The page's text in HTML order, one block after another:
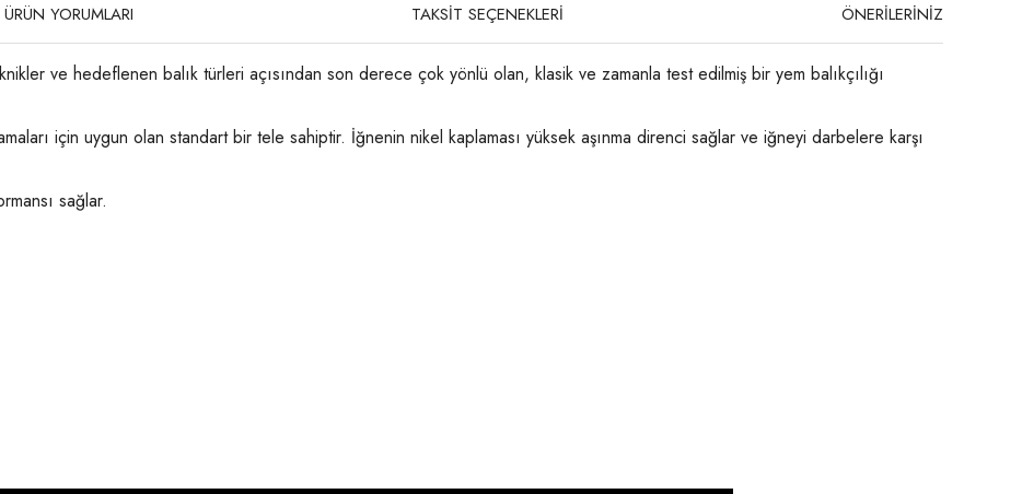
ÜRÜN YORUMLARI TAKSİT SEÇENEKLERİ ÖNERİLERİNİZ
ve hedeflenen balık türleri açısından son derece çok yönlü olan, klasik ve zamanla test edilmiş bir yem balıkçılığı
için uygun olan standart bir tele sahiptir. İğnenin nikel kaplaması yüksek aşınma direnci sağlar ve iğneyi darbelere karşı
sağlar.